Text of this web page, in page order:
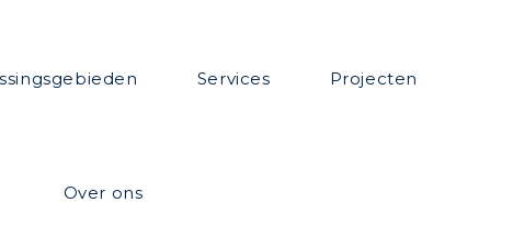
Services Projecten
Over ons